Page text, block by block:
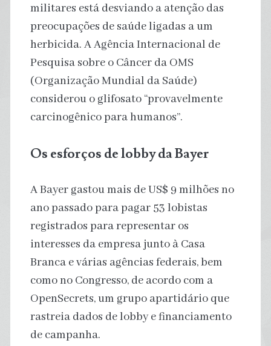
militares está desviando a atenção das
preocupações de saúde ligadas a um
herbicida. A Agência Internacional de
Pesquisa sobre o Câncer da OMS
(Organização Mundial da Saúde)
considerou o glifosato “provavelmente
carcinogênico para humanos”.
Os esforços de lobby da Bayer
A Bayer gastou mais de US$ 9 milhões no
ano passado para pagar 53 lobistas
registrados para representar os
interesses da empresa junto à Casa
Branca e várias agências federais, bem
como no Congresso, de acordo com a
OpenSecrets, um grupo apartidário que
rastreia dados de lobby e financiamento
de campanha.